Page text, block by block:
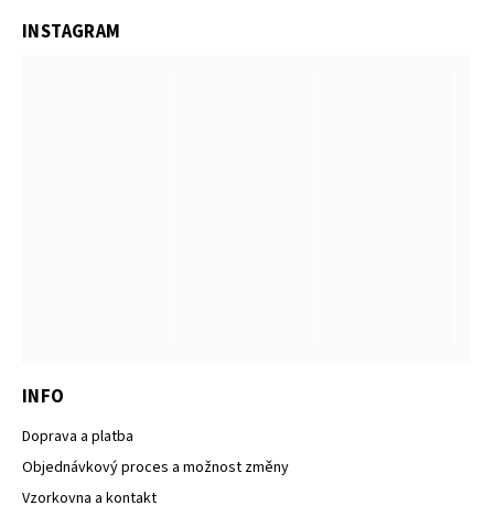
INFO
Doprava a platba
Objednávkový proces a možnost změny
Vzorkovna a kontakt
INSTAGRAM